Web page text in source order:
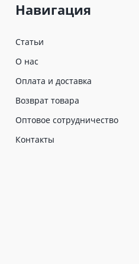
Навигация
Статьи
О нас
Оплата и доставка
Возврат товара
Оптовое сотрудничество
Контакты